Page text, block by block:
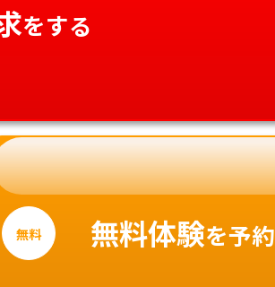
をする
無料 無料体験を予約